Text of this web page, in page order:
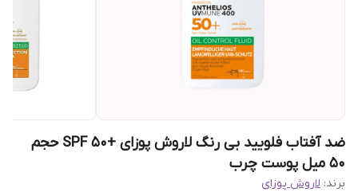
ضد آفتاب فلویید بی رنگ لاروش پوزای +SPF 50 حجم
50 میل پوست چرب
برند: لاروش پوزای